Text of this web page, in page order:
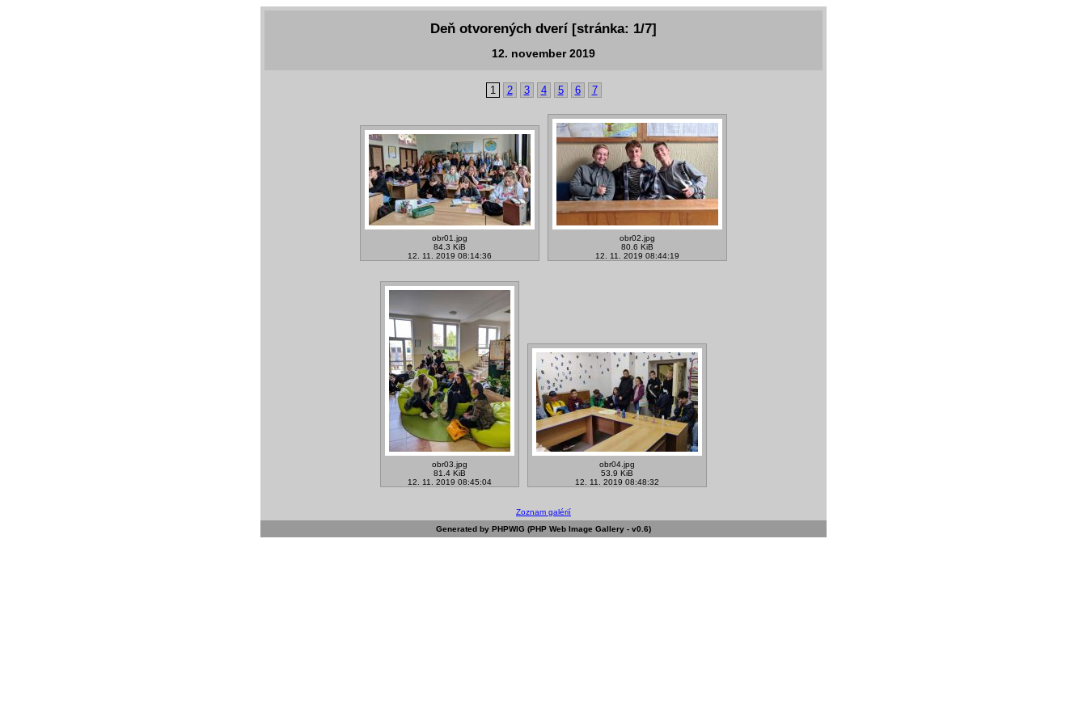
Deň otvorených dverí [stránka: 1/7]
12. november 2019
1 2 3 4 5 6 7
obr01.jpg
84.3 KiB
12. 11. 2019 08:14:36
obr02.jpg
80.6 KiB
12. 11. 2019 08:44:19
obr03.jpg
81.4 KiB
12. 11. 2019 08:45:04
obr04.jpg
53.9 KiB
12. 11. 2019 08:48:32
Zoznam galérií
Generated by PHPWIG (PHP Web Image Gallery - v0.6)